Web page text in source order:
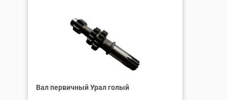
Вал первичный Урал голый